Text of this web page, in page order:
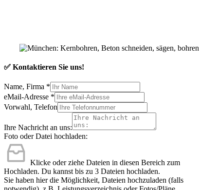
✅ Kontaktieren Sie uns!
Name, Firma *
eMail-Adresse *
Vorwahl, Telefon
Ihre Nachricht an uns:
Foto oder Datei hochladen:
Klicke oder ziehe Dateien in diesen Bereich zum
Hochladen. Du kannst bis zu 3 Dateien hochladen.
Sie haben hier die Möglichkeit, Dateien hochzuladen (falls